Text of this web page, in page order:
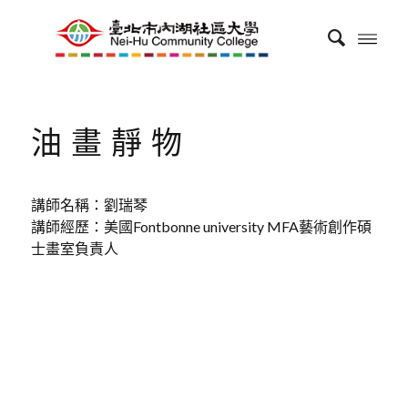
油畫靜物
講師名稱：劉瑞琴
講師經歷：美國Fontbonne university MFA藝術創作碩
士畫室負責人